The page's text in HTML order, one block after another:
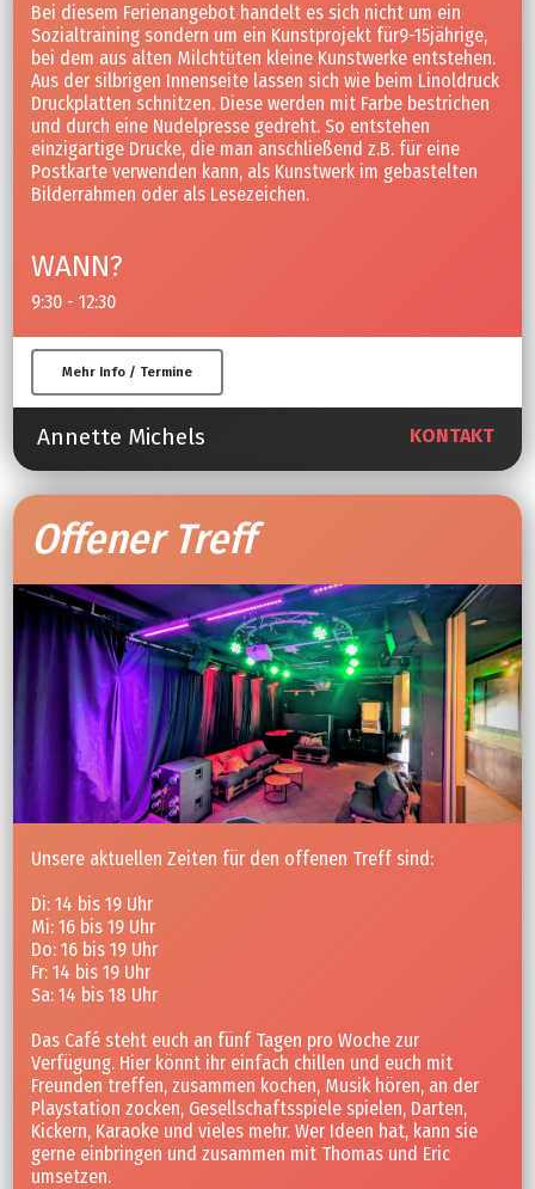
Bei diesem Ferienangebot handelt es sich nicht um ein
Sozialtraining sondern um ein Kunstprojekt für9-15jährige,
bei dem aus alten Milchtüten kleine Kunstwerke entstehen.
Aus der silbrigen Innenseite lassen sich wie beim Linoldruck
Druckplatten schnitzen. Diese werden mit Farbe bestrichen
und durch eine Nudelpresse gedreht. So entstehen
einzigartige Drucke, die man anschließend z.B. für eine
Postkarte verwenden kann, als Kunstwerk im gebastelten
Bilderrahmen oder als Lesezeichen.
WANN?
9:30 - 12:30
Mehr Info / Termine
Annette Michels KONTAKT
Offener Treff
Unsere aktuellen Zeiten für den offenen Treff sind:
Di: 14 bis 19 Uhr
Mi: 16 bis 19 Uhr
Do: 16 bis 19 Uhr
Fr: 14 bis 19 Uhr
Sa: 14 bis 18 Uhr
Das Café steht euch an fünf Tagen pro Woche zur
Verfügung. Hier könnt ihr einfach chillen und euch mit
Freunden treffen, zusammen kochen, Musik hören, an der
Playstation zocken, Gesellschaftsspiele spielen, Darten,
Kickern, Karaoke und vieles mehr. Wer Ideen hat, kann sie
gerne einbringen und zusammen mit Thomas und Eric
umsetzen.